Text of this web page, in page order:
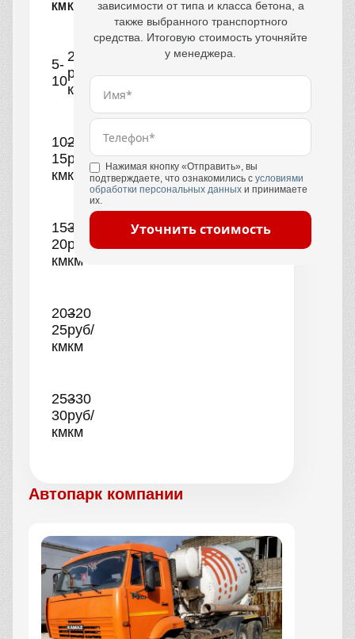
КМ КУБ
5-
10
250
руб/
км
10–
15
км
290
руб/
км
15–
20
км
300
руб/
км
20–
25
км
320
руб/
км
25–
30
км
330
руб/
км
зависимости от типа и класса бетона, а
также выбранного транспортного
средства. Итоговую стоимость уточняйте
у менеджера.
Нажимая кнопку «Отправить», вы
подтверждаете, что ознакомились с условиями
обработки персональных данных и принимаете
их.
Уточнить стоимость
Автопарк компании